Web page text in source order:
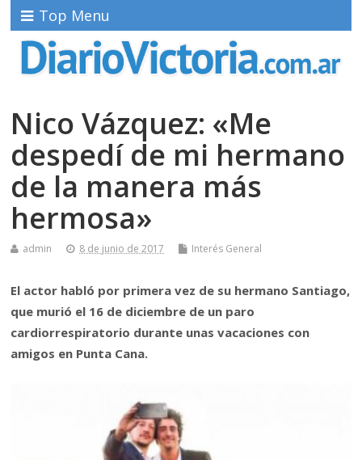
Top Menu
Nico Vázquez: «Me
despedí de mi hermano
de la manera más
hermosa»
admin 8 de junio de 2017 Interés General
El actor habló por primera vez de su hermano Santiago,
que murió el 16 de diciembre de un paro
cardiorrespiratorio durante unas vacaciones con
amigos en Punta Cana.